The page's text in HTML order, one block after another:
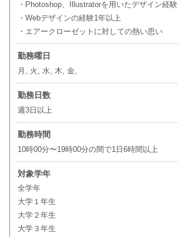
・Photoshop、Illustratorを用いたデザイン経験
・Webデザインの経験1年以上
・エアークローゼットに対しての熱い思い
勤務曜日
月, 火, 水, 木, 金,
勤務日数
週3日以上
勤務時間
10時00分〜19時00分の間で1日6時間以上
対象学年
全学年
大学１年生
大学２年生
大学３年生